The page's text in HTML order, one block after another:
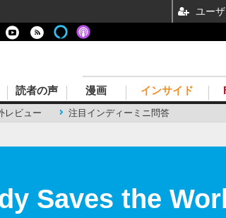
レビュー 注目インディーミニ問答
読者の声 漫画 インサイド
Saves the
ユー